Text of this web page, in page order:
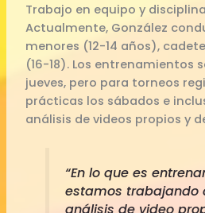
Trabajo en equipo y disciplina
Actualmente, González
menores (12-14 años),
(16-18). Los entrenamientos
jueves, pero para torneos
prácticas los sábados e
análisis de videos propios y
“En lo que es
estamos trabajando
análisis de video